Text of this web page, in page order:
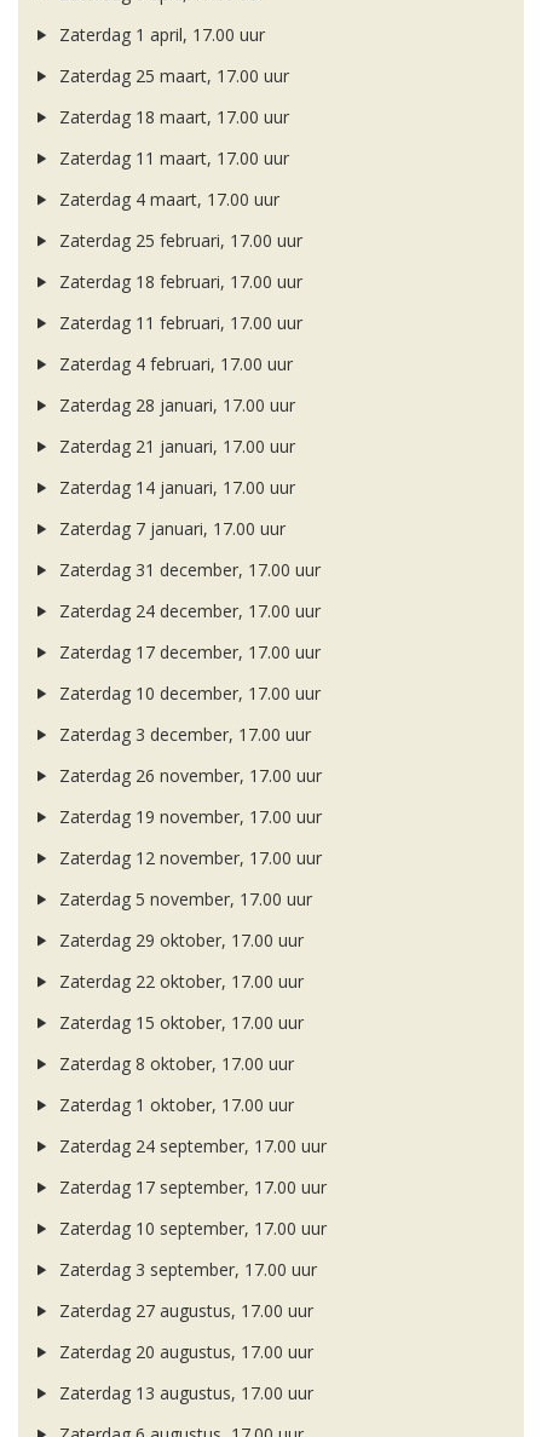
Zaterdag 1 april, 17.00 uur
Zaterdag 25 maart, 17.00 uur
Zaterdag 18 maart, 17.00 uur
Zaterdag 11 maart, 17.00 uur
Zaterdag 4 maart, 17.00 uur
Zaterdag 25 februari, 17.00 uur
Zaterdag 18 februari, 17.00 uur
Zaterdag 11 februari, 17.00 uur
Zaterdag 4 februari, 17.00 uur
Zaterdag 28 januari, 17.00 uur
Zaterdag 21 januari, 17.00 uur
Zaterdag 14 januari, 17.00 uur
Zaterdag 7 januari, 17.00 uur
Zaterdag 31 december, 17.00 uur
Zaterdag 24 december, 17.00 uur
Zaterdag 17 december, 17.00 uur
Zaterdag 10 december, 17.00 uur
Zaterdag 3 december, 17.00 uur
Zaterdag 26 november, 17.00 uur
Zaterdag 19 november, 17.00 uur
Zaterdag 12 november, 17.00 uur
Zaterdag 5 november, 17.00 uur
Zaterdag 29 oktober, 17.00 uur
Zaterdag 22 oktober, 17.00 uur
Zaterdag 15 oktober, 17.00 uur
Zaterdag 8 oktober, 17.00 uur
Zaterdag 1 oktober, 17.00 uur
Zaterdag 24 september, 17.00 uur
Zaterdag 17 september, 17.00 uur
Zaterdag 10 september, 17.00 uur
Zaterdag 3 september, 17.00 uur
Zaterdag 27 augustus, 17.00 uur
Zaterdag 20 augustus, 17.00 uur
Zaterdag 13 augustus, 17.00 uur